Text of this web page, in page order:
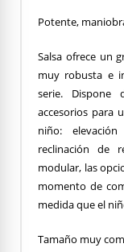
Potente,
Salsa ofrece un
muy robusta e
serie.
accesorios para
niño:
reclinación de
modular, las
momento de
medida que el
Tamaño muy